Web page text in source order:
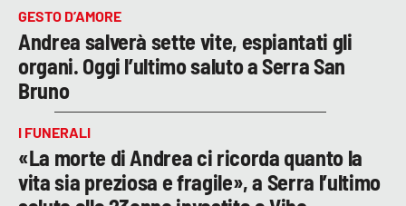
GESTO D’AMORE
Andrea salverà sette vite, espiantati gli
organi. Oggi l’ultimo saluto a Serra San
Bruno
I FUNERALI
«La morte di Andrea ci ricorda quanto la
vita sia preziosa e fragile», a Serra l’ultimo